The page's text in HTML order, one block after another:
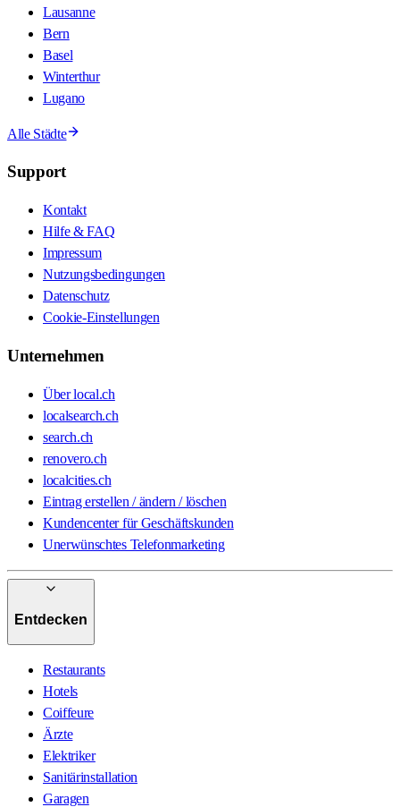
Lausanne
Bern
Basel
Winterthur
Lugano
Alle Städte
Support
Kontakt
Hilfe & FAQ
Impressum
Nutzungsbedingungen
Datenschutz
Cookie-Einstellungen
Unternehmen
Über local.ch
localsearch.ch
search.ch
renovero.ch
localcities.ch
Eintrag erstellen / ändern / löschen
Kundencenter für Geschäftskunden
Unerwünschtes Telefonmarketing
Entdecken
Restaurants
Hotels
Coiffeure
Ärzte
Elektriker
Sanitärinstallation
Garagen